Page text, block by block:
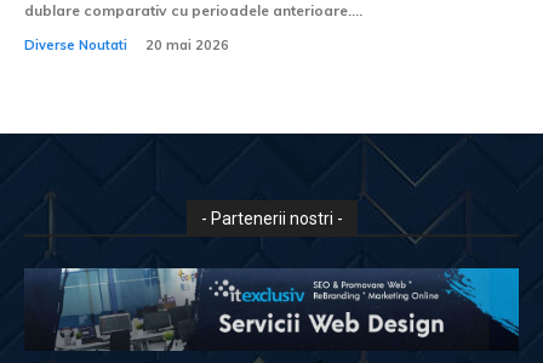
dublare comparativ cu perioadele anterioare....
Diverse Noutati 20 mai 2026
- Partenerii nostri -